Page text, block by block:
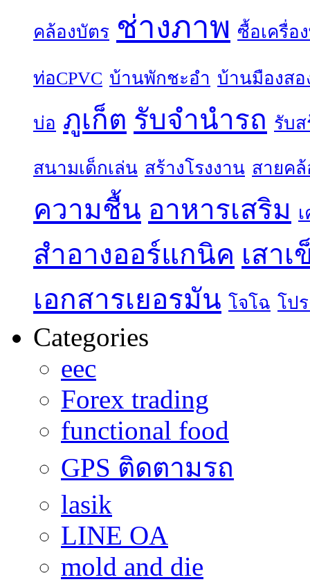
คล้องบัตร ช่างภาพ ซื้อเครื่อ
ท่อCPVC บ้านพักชะอำ บ้านมืองสอ
บ่อ ภูเก็ต รับจำนำรถ รับส
สนามเด็กเล่น สร้างโรงงาน สายคล้
ความชื้น อาหารเสริม
สำอางออร์แกนิค เสาเ
เอกสารเยอรมัน โจโฉ โป
Categories
eec
Forex trading
functional food
GPS ติดตามรถ
lasik
LINE OA
mold and die